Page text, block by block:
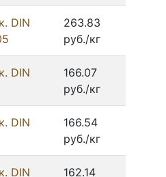
DIN
263.83
руб./кг
DIN
166.07
руб./кг
DIN
166.54
руб./кг
DIN
162.14